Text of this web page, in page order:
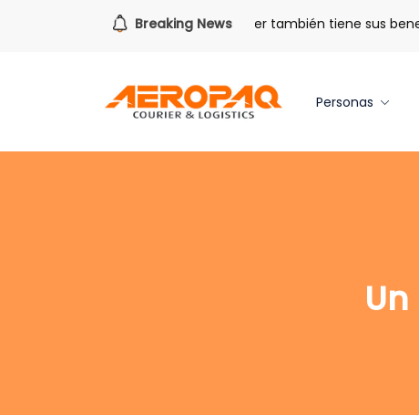
Breaking News
todo lo que viene. Volver también tiene sus
Personas